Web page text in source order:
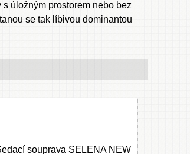
úložným prostorem nebo bez
se tak líbivou dominantou